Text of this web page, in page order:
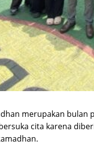
merupakan
cita karena